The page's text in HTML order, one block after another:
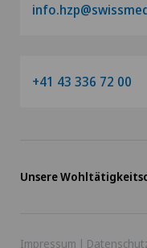
+41 43 336 72 00
Unsere
Impressum |